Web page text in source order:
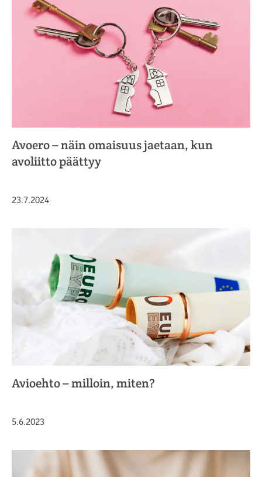
Avoero – näin omaisuus jaetaan, kun
avoliitto päättyy
Julkaistu
23.7.2024
Avioehto – milloin, miten?
Julkaistu
5.6.2023